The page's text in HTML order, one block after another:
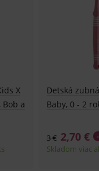
X
Bob a
Detská
Baby, 0 - 2
2,70 €
3 €
Skladom viac